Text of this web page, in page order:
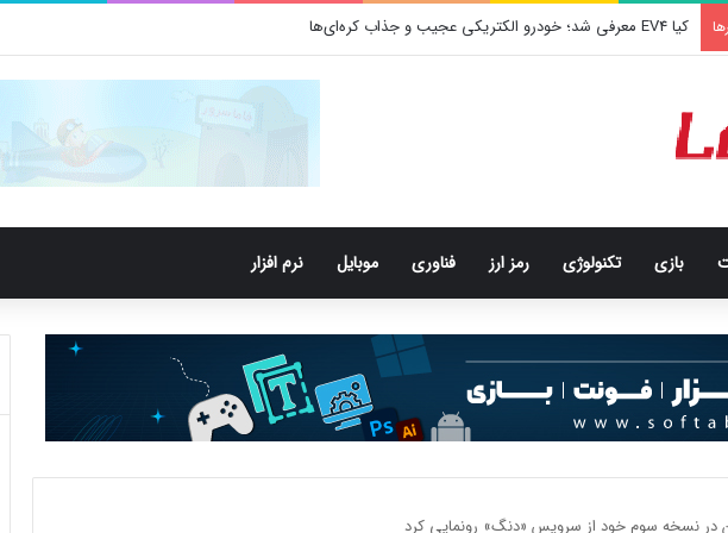
کشف جدید دانشمندان: برخی باکتری‌های دهان می‌توانند خطر ابتلا به آلزایمر را افزایش دهند
بازی تکنولوژی رمز ارز فناوری موبایل نرم افزار
در نسخه سوم خود از سرویس «دنگ» رونمایی کرد